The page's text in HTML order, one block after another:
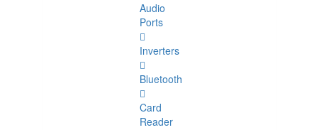
Audio
Ports
Inverters
Bluetooth
Card
Reader